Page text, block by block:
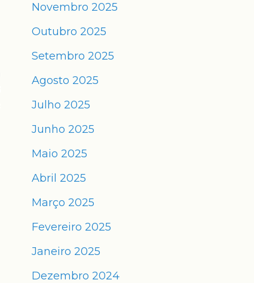
Novembro 2025
Outubro 2025
Setembro 2025
Agosto 2025
Julho 2025
Junho 2025
Maio 2025
Abril 2025
Março 2025
Fevereiro 2025
Janeiro 2025
Dezembro 2024